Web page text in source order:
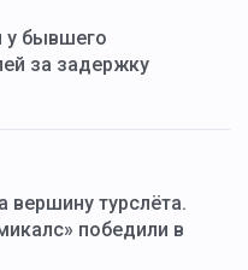
у бывшего
за задержку
вершину турслёта.
победили в